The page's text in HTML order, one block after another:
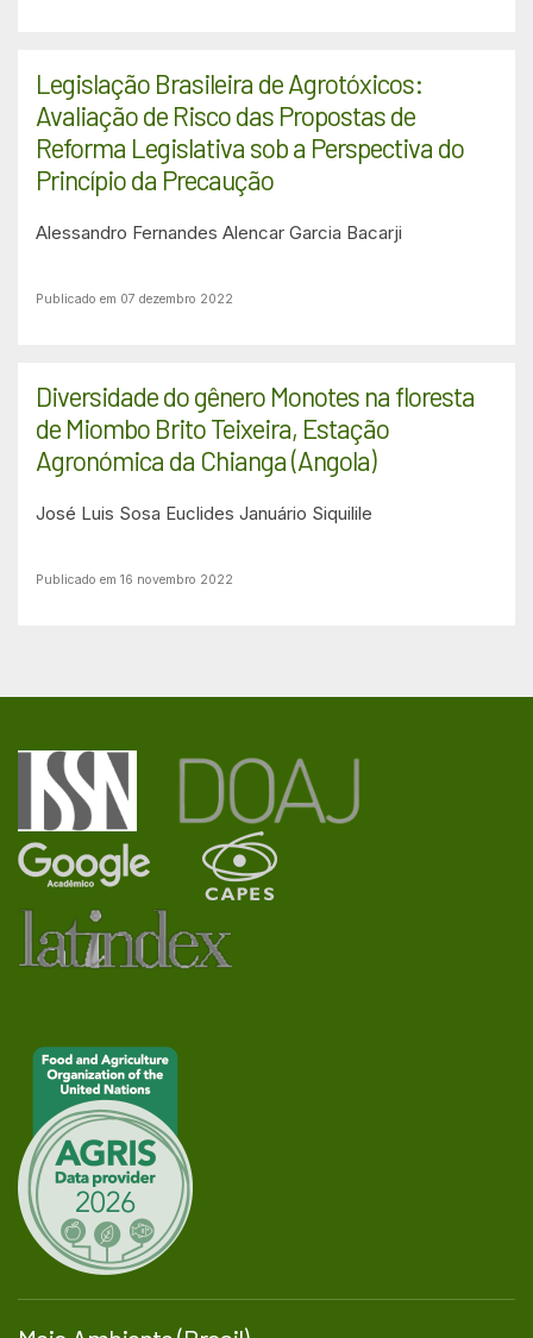
Legislação Brasileira de Agrotóxicos:
Avaliação de Risco das Propostas de
Reforma Legislativa sob a Perspectiva do
Princípio da Precaução
Alessandro Fernandes Alencar Garcia Bacarji
Publicado em 07 dezembro 2022
Diversidade do gênero Monotes na floresta
de Miombo Brito Teixeira, Estação
Agronómica da Chianga (Angola)
José Luis Sosa Euclides Januário Siquilile
Publicado em 16 novembro 2022